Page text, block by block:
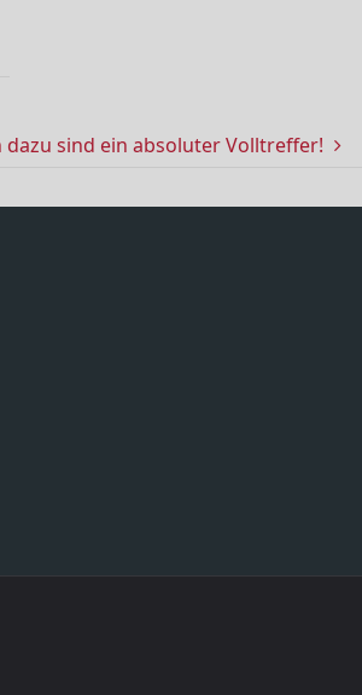
sind ein absoluter Volltreffer!